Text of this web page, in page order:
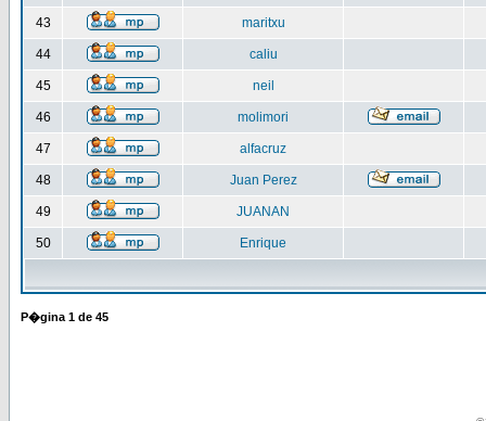
43 maritxu
44 caliu
45 neil
46 molimori
47 alfacruz
48 Juan Perez
49 JUANAN
50 Enrique
P�gina 1 de 45